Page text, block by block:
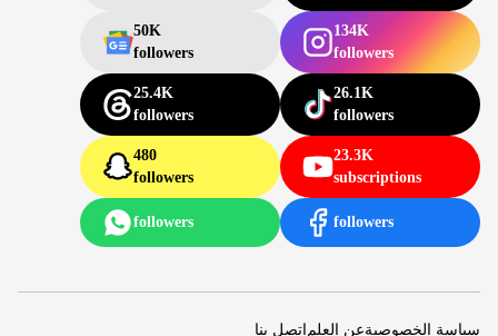
134K
followers
50K
followers
26.1K
followers
25.4K
followers
23.3K
subscriptions
480
followers
followers
followers
سياسة الخصوصيةعن العلم اتصل بنا